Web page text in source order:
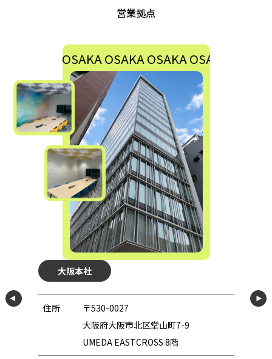
営業拠点
OSAKA OSAKA OSAKA OSAKA OSAKA
大阪本社
住所
〒530-0027
大阪府大阪市北区堂山町7-9
UMEDA EASTCROSS 8階